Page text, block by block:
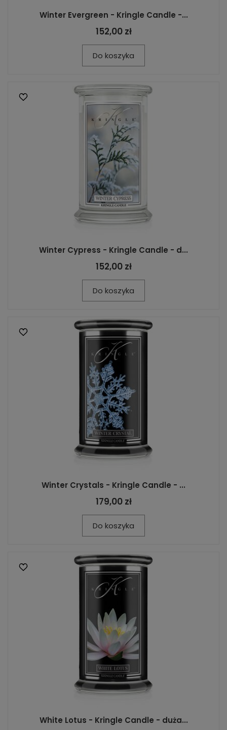
Winter Evergreen - Kringle Candle -...
152,00 zł
Do koszyka
Winter Cypress - Kringle Candle - d...
152,00 zł
Do koszyka
Winter Crystals - Kringle Candle - ...
179,00 zł
Do koszyka
White Lotus - Kringle Candle - duża...